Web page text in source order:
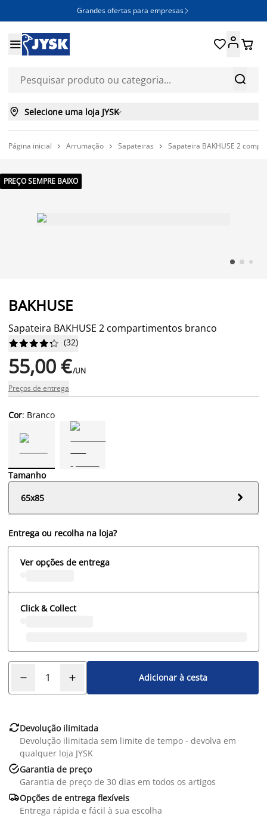
Grandes ofertas para empresas 


 
 Selecione uma loja JYSK
Página inicial  Arrumação  Sapateiras  Sapateira BAKHUSE 2
PREÇO SEMPRE BAIXO
BAKHUSE
Sapateira BAKHUSE 2 compartimentos branco





 (32)
55,00 €/UN
Preços de entrega
Cor: Branco
Tamanho
65x85

Entrega ou recolha na loja?
Ver opções de entrega
Click & Collect
Adicionar à cesta
Devolução ilimitada
Devolução ilimitada sem limite de tempo - devolva em
qualquer loja JYSK
Garantia de preço
Garantia de preço de 30 dias em todos os artigos
Opções de entrega flexíveis
Entrega rápida e fácil à sua escolha